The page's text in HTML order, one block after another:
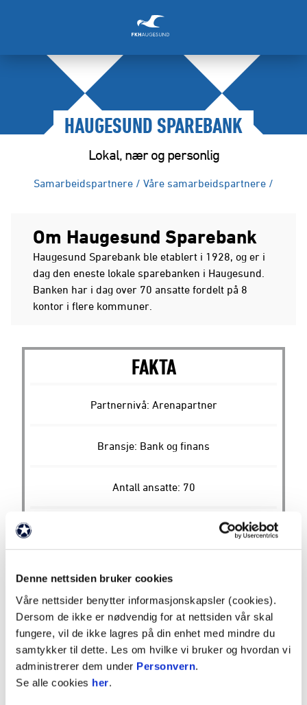
Denne nettsiden bruker cookies
Våre nettsider benytter informasjonskapsler (cookies).
Dersom de ikke er nødvendig for at nettsiden vår skal
fungere, vil de ikke lagres på din enhet med mindre du
samtykker til dette. Les om hvilke vi bruker og hvordan vi
administrerer dem under Personvern.
Se alle cookies her.
HAUGESUND SPAREBANK
Lokal, nær og personlig
Samarbeidspartnere / Våre samarbeidspartnere /
Om Haugesund Sparebank
Haugesund Sparebank ble etablert i 1928, og er i
dag den eneste lokale sparebanken i Haugesund.
Banken har i dag over 70 ansatte fordelt på 8
kontor i flere kommuner.
FAKTA
Partnernivå: Arenapartner
Bransje: Bank og finans
Antall ansatte: 70
https://haugesund-sparebank.no